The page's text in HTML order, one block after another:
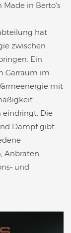
Made in Berto's
hat
zwischen
Ein
Garraum im
mit
eindringt. Die
Dampf gibt
Anbraten,
und